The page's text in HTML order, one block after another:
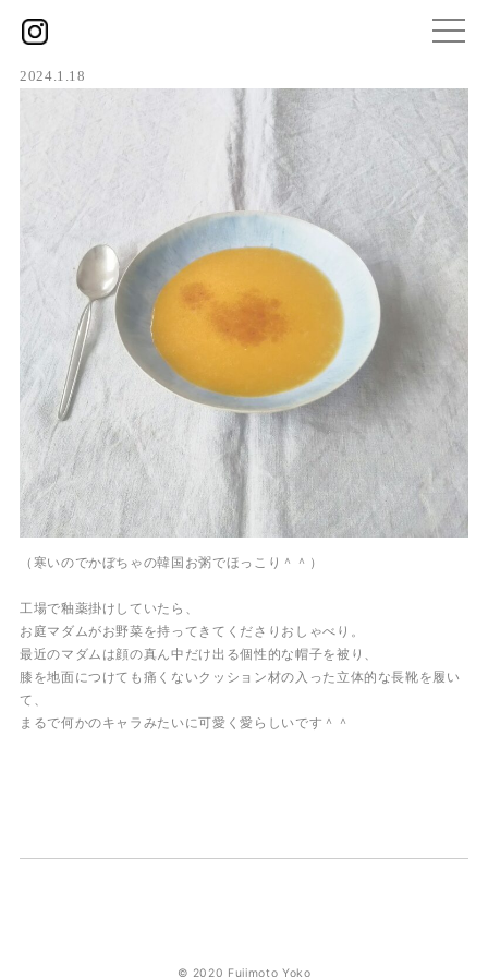
2024.1.18
（寒いのでかぼちゃの韓国お粥でほっこり＾＾）
工場で釉薬掛けしていたら、
お庭マダムがお野菜を持ってきてくださりおしゃべり。
最近のマダムは顔の真ん中だけ出る個性的な帽子を被り、
膝を地面につけても痛くないクッション材の入った立体的な長靴を履い
て、
まるで何かのキャラみたいに可愛く愛らしいです＾＾
© 2020 Fujimoto Yoko